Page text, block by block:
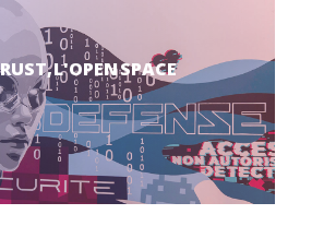
L'OPEN SPACE